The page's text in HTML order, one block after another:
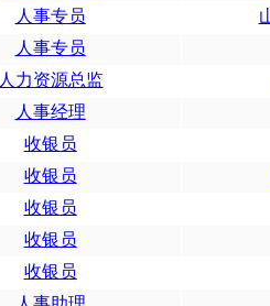
人事专员
人事专员
人力资源总监
人事经理
收银员
收银员
收银员
收银员
收银员